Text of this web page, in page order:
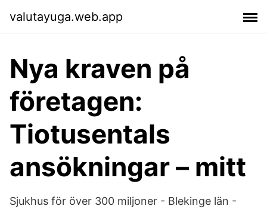
valutayuga.web.app
Nya kraven på
företagen:
Tiotusentals
ansökningar – mitt
Sjukhus för över 300 miljoner - Blekinge län -